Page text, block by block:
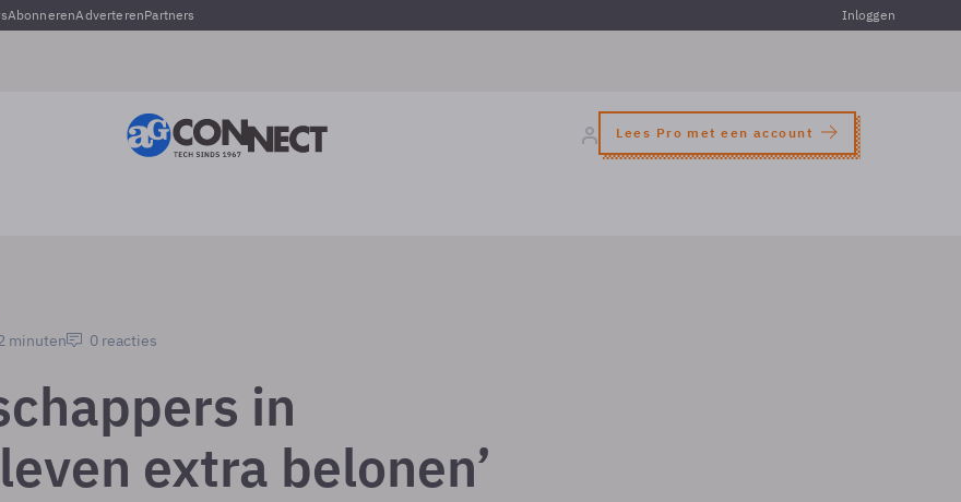
AbonnerenAdverterenPartners Inloggen
Lees Pro met een account
minuten 0 reacties
in
extra belonen’